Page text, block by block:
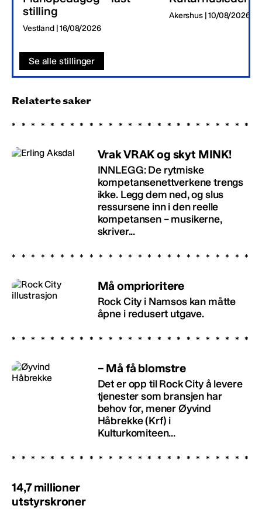
stilling
Vestland | 16/08/2026
Akershus | 10/08/2026
Se alle stillinger
Relaterte saker
Vrak VRAK og skyt MINK!
INNLEGG: De rytmiske
kompetansenettverkene trengs
ikke. Legg dem ned, og slus
ressursene inn i den reelle
kompetansen – musikerne,
skriver...
Må omprioritere
Rock City i Namsos kan måtte
åpne i redusert utgave.
– Må få blomstre
Det er opp til Rock City å levere
tjenester som bransjen har
behov for, mener Øyvind
Håbrekke (Krf) i
Kulturkomiteen...
14,7 millioner
utstyrskroner